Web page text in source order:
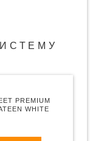
PREMIUM
WHITE